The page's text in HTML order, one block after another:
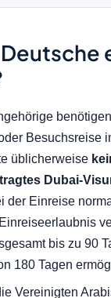
Besuchsreise
üblicherweise
Dubai-
der Einreise
bis zu 90
180 Tagen
Vereinigten